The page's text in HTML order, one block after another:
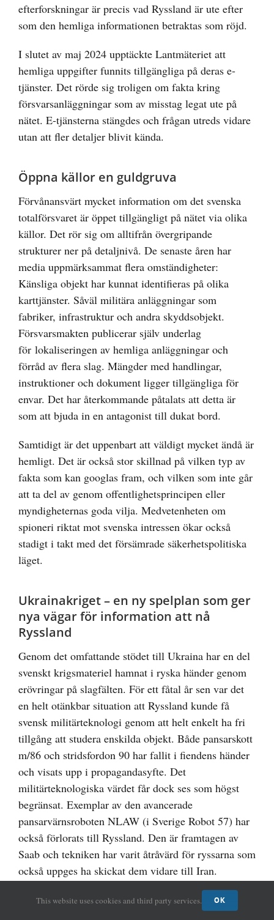
efterforskningar är precis vad Ryssland är ute efter
som den hemliga informationen betraktas som röjd.
I slutet av maj 2024 upptäckte Lantmäteriet att
hemliga uppgifter funnits tillgängliga på deras e-
tjänster. Det rörde sig troligen om fakta kring
försvarsanläggningar som av misstag legat ute på
nätet. E-tjänsterna stängdes och frågan utreds vidare
utan att fler detaljer blivit kända.
Öppna källor en guldgruva
Förvånansvärt mycket information om det svenska
totalförsvaret är öppet tillgängligt på nätet via olika
källor. Det rör sig om alltifrån övergripande
strukturer ner på detaljnivå. De senaste åren har
media uppmärksammat flera omständigheter:
Känsliga objekt har kunnat identifieras på olika
karttjänster. Såväl militära anläggningar som
fabriker, infrastruktur och andra skyddsobjekt.
Försvarsmakten publicerar själv underlag
för lokaliseringen av hemliga anläggningar och
förråd av flera slag. Mängder med handlingar,
instruktioner och dokument ligger tillgängliga för
envar. Det har återkommande påtalats att detta är
som att bjuda in en antagonist till dukat bord.
Samtidigt är det uppenbart att väldigt mycket ändå är
hemligt. Det är också stor skillnad på vilken typ av
fakta som kan googlas fram, och vilken som inte går
att ta del av genom offentlighetsprincipen eller
myndigheternas goda vilja. Medvetenheten om
spioneri riktat mot svenska intressen ökar också
stadigt i takt med det försämrade säkerhetspolitiska
läget.
Ukrainakriget – en ny spelplan som ger
nya vägar för information att nå
Ryssland
Genom det omfattande stödet till Ukraina har en del
svenskt krigsmateriel hamnat i ryska händer genom
erövringar på slagfälten. För ett fåtal år sen var det
en helt otänkbar situation att Ryssland kunde få
svensk militärteknologi genom att helt enkelt ha fri
tillgång att studera enskilda objekt. Både pansarskott
m/86 och stridsfordon 90 har fallit i fiendens händer
och visats upp i propagandasyfte. Det
militärteknologiska värdet får dock ses som högst
begränsat. Exemplar av den avancerade
pansarvärnsroboten NLAW (i Sverige Robot 57) har
också förlorats till Ryssland. Den är framtagen av
Saab och tekniken har varit åtråvärd för ryssarna som
också uppges ha skickat dem vidare till Iran.
This website uses cookies and third party services. OK